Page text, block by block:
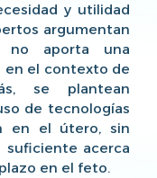
y utilidad
argumentan
no aporta una
en el contexto de
se plantean
de tecnologías
en el útero, sin
acerca
en el feto.